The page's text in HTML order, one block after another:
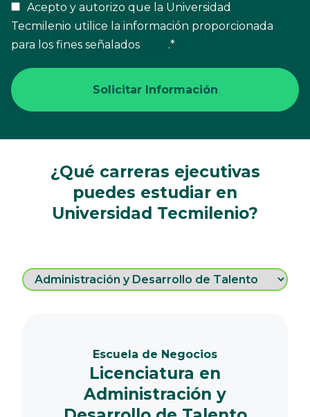
Acepto y autorizo que la Universidad
Tecmilenio utilice la información proporcionada
para los fines señalados
.*
¿Qué carreras ejecutivas
puedes estudiar en
Universidad Tecmilenio?
Escuela de Negocios
Licenciatura en
Administración y